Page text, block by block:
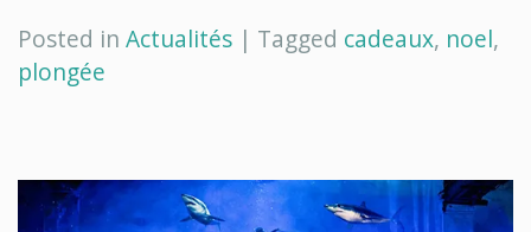
Posted in Actualités | Tagged cadeaux, noel,
plongée